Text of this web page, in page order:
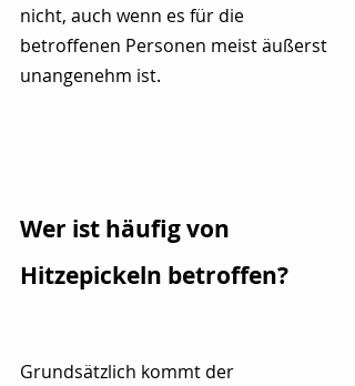
nicht, auch wenn es für die
betroffenen Personen meist äußerst
unangenehm ist.
Wer ist häufig von
Hitzepickeln betroffen?
Grundsätzlich kommt der